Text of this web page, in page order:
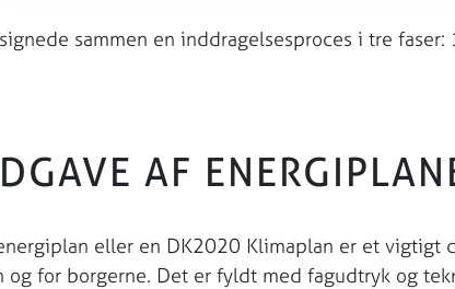
sammen en inddragelsesproces i tre faser:
AF
eller en DK2020 Klimaplan er et vigtigt
og for borgerne. Det er fyldt med fagudtryk og